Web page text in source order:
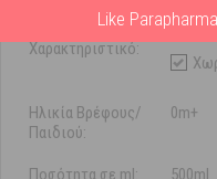
Χαρακτηριστικό:
Ηλικία Βρέφους/
Παιδιού:
0m+
Ποσότητα σε ml: 500ml
Like